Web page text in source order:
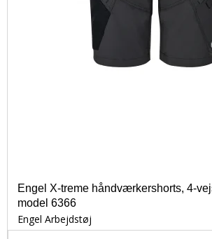
Engel X-treme håndværkershorts, 4-
model 6366
Engel Arbejdstøj